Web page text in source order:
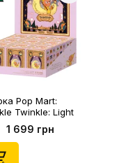
Pop Mart:
Twinkle: Light
Sets Series
Box: 1 з 10)
Edition),
1 699 грн